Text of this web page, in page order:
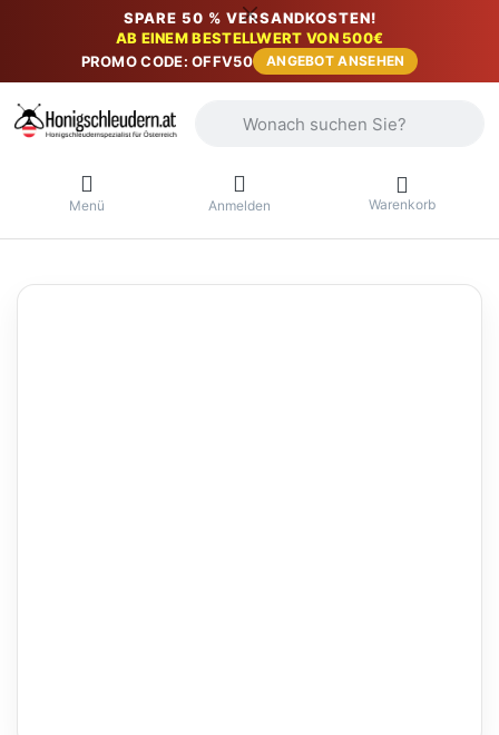
SPARE 50 % VERSANDKOSTEN!
AB EINEM BESTELLWERT VON 500€
PROMO CODE: OFFV50
ANGEBOT ANSEHEN
Menü Anmelden Warenkorb